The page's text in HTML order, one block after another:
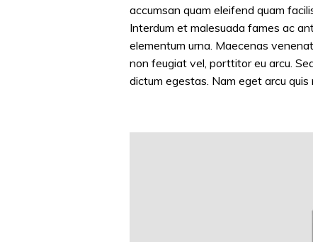
accumsan quam eleifend quam
Interdum et malesuada fames ac
elementum urna. Maecenas
non feugiat vel, porttitor eu arcu.
dictum egestas. Nam eget arcu quis